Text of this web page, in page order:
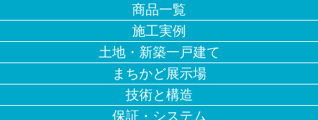
商品一覧
施工実例
土地・新築一戸建て
まちかど展示場
技術と構造
保証・システム